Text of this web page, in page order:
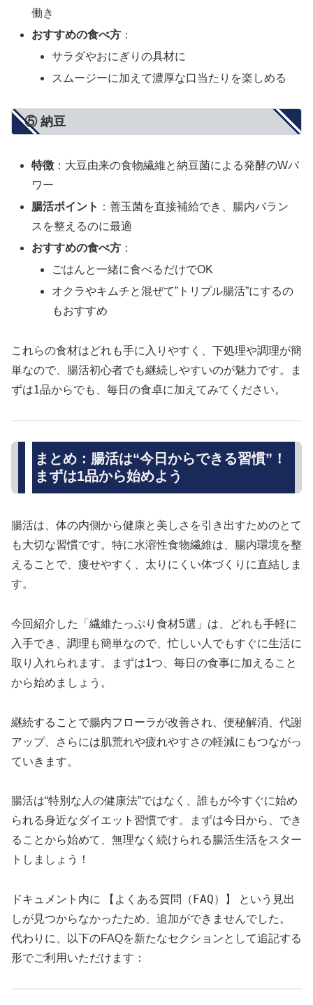
働き
おすすめの食べ方 ：
サラダやおにぎりの具材に
スムージーに加えて濃厚な口当たりを楽しめる
⑤ 納豆
特徴 ：大豆由来の食物繊維と納豆菌による発酵のWパ
ワー
腸活ポイント ：善玉菌を直接補給でき、腸内バラン
スを整えるのに最適
おすすめの食べ方 ：
ごはんと一緒に食べるだけでOK
オクラやキムチと混ぜて”トリプル腸活”にするの
もおすすめ
これらの食材はどれも手に入りやすく、下処理や調理が簡
単なので、腸活初心者でも継続しやすいのが魅力です。ま
ずは1品からでも、毎日の食卓に加えてみてください。
まとめ：腸活は“今日からできる習慣”！
まずは1品から始めよう
腸活は、体の内側から健康と美しさを引き出すためのとて
も大切な習慣です。特に水溶性食物繊維は、腸内環境を整
えることで、痩せやすく、太りにくい体づくりに直結しま
す。
今回紹介した「繊維たっぷり食材5選」は、どれも手軽に
入手でき、調理も簡単なので、忙しい人でもすぐに生活に
取り入れられます。まずは1つ、毎日の食事に加えること
から始めましょう。
継続することで腸内フローラが改善され、便秘解消、代謝
アップ、さらには肌荒れや疲れやすさの軽減にもつながっ
ていきます。
腸活は“特別な人の健康法”ではなく、誰もが今すぐに始め
られる身近なダイエット習慣です。まずは今日から、でき
ることから始めて、無理なく続けられる腸活生活をスター
トしましょう！
ドキュメント内に 【よくある質問（FAQ）】
という見出
しが見つからなかったため、追加ができませんでした。
代わりに、以下のFAQを新たなセクションとして追記する
形でご利用いただけます：